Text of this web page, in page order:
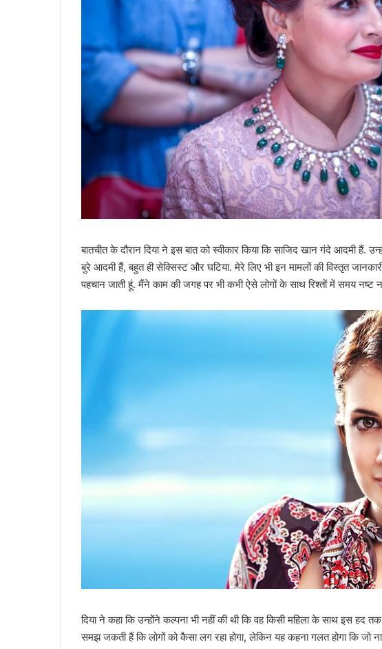
बातचीत के दौरान दिया ने इस बात को स्वीकार किया कि साजिद खान गंदे आदमी हैं.
बुरे आदमी हैं, बहुत ही सेक्सिस्ट और घटिया. मेरे लिए भी इन मामलों की विस्तृत
पहचान जाती हूं. मैंने काम की जगह पर भी कभी ऐसे लोगों के साथ रिश्तों में समय नष्ट
दिया ने कहा कि उन्होंने कल्पना भी नहीं की थी कि वह किसी महिला के साथ इस हद
समझ जकती हैं कि लोगों को कैसा लग रहा होगा, लेकिन यह कहना गलत होगा कि जो